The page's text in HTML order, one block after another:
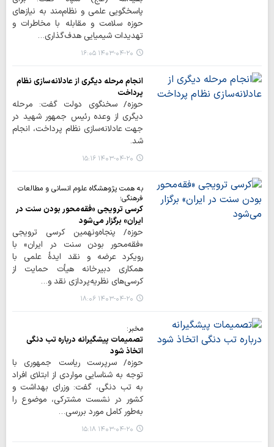
پاسخگویی علمی و نظام‌مند به نیازهای
حوزه سلامت و مقابله با مخاطرات و
تهدیدات شیمیایی هدف‌گذاری…
۱۴۰۳-۰۴-۲۰ ۱۶:۰۵
انجام مرحله دیگری از عادلانه‌سازی نظام
پرداخت
حوزه/ سخنگوی دولت گفت: مرحله
دیگری از وعده رئیس جمهور شهید در
جهت عادلانه‌سازی نظام پرداخت، انجام
شد.
۱۴۰۳-۰۴-۲۰ ۱۵:۱۶
به همت پژوهشگاه علوم انسانی و مطالعات
فرهنگی؛
کرسی ترویجی «فقه‌محور بودن سنت در
ایران» برگزار می‌شود
حوزه/ پنجاه‌ونهمین کرسی ترویجی
«فقه‌محور بودن سنت در ایران» با
رویکرد عرضه و نقد ایدۀ علمی با
همکاری دبیرخانه هیأت حمایت از
کرسی‌های نظریه‌پردازی نقد و…
۱۴۰۳-۰۴-۲۰ ۱۸:۰۶
مخبر:
تصمیمات پیشگیرانه درباره تب دنگی
اتخاذ شود
حوزه/ سرپرست ریاست جمهوری با
توجه به شناسایی مواردی از ابتلای افراد
به تب دنگی، گفت: وزرای بهداشت و
کشور در نشست مشترکی، موضوع را
به‌طور کامل مورد بررسی…
۱۴۰۳-۰۴-۲۰ ۱۵:۱۸